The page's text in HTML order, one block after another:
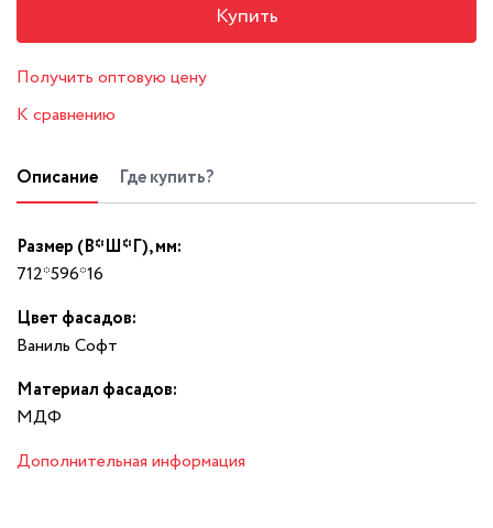
Купить
Получить оптовую цену
К сравнению
Описание Где купить?
Размер (В*Ш*Г), мм:
712*596*16
Цвет фасадов:
Ваниль Софт
Материал фасадов:
МДФ
Дополнительная информация